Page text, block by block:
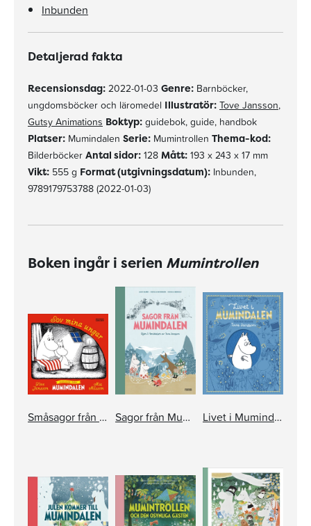
Inbunden
Detaljerad fakta
Recensionsdag: 2022-01-03 Genre: Barnböcker,
ungdomsböcker och läromedel Illustratör: Tove Jansson,
Gutsy Animations Boktyp: guidebok, guide, handbok
Platser: Mumindalen Serie: Mumintrollen Thema-kod:
Bilderböcker Antal sidor: 128 Mått: 193 x 243 x 17 mm
Vikt: 555 g Format (utgivningsdatum): Inbunden,
9789179753788 (2022-01-03)
Boken ingår i serien Mumintrollen
Småsagor från Mumindalen. Sov mina ungar Sagor från Mumindalen Livet i Mumindalen